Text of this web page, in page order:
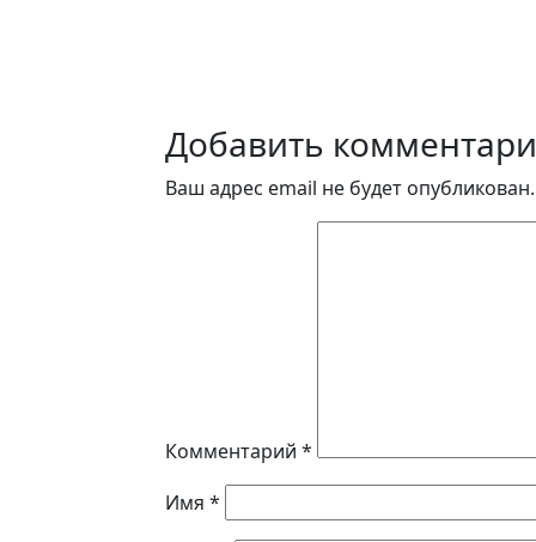
Добавить
Ваш адрес email не будет опубликован.
Комментарий *
Имя *